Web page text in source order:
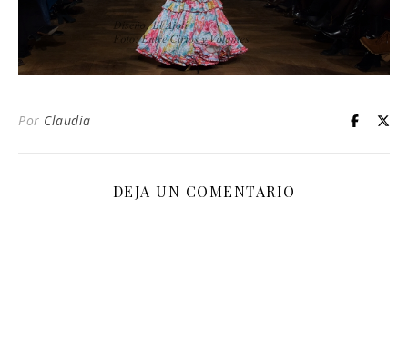
Por Claudia
DEJA UN COMENTARIO